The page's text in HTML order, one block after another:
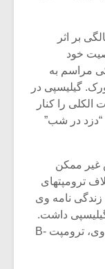
۶ ژانویه ۱۹۹۳ در سن ۷۵ سالگی بر اثر
خود
مراسم به
گیلیسپی در
الکلی را کنار
“دزد در شب”
غیر ممکن
ای برخلاف ترومپتهای
نامه وی
داشت.
موزه ملی اسمیتسونین آمریکا به افتخار وی، ترومپت B-